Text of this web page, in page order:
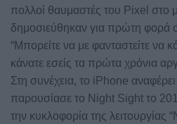
πολλοί θαυμαστές του Pixel στο
δημοσιεύθηκαν για πρώτη φορά
“Μπορείτε να με φανταστείτε να
κάνατε εσείς τα πρώτα χρόνια
Στη συνέχεια, το iPhone
παρουσίασε το Night Sight το
την κυκλοφορία της λειτουργίας